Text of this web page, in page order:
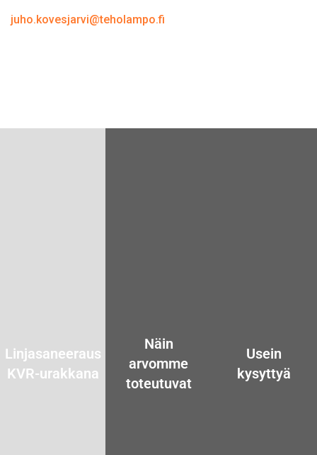
juho.kovesjarvi@teholampo.fi
Linjasaneeraus
KVR-urakkana
Näin
arvomme
toteutuvat
Usein
kysyttyä